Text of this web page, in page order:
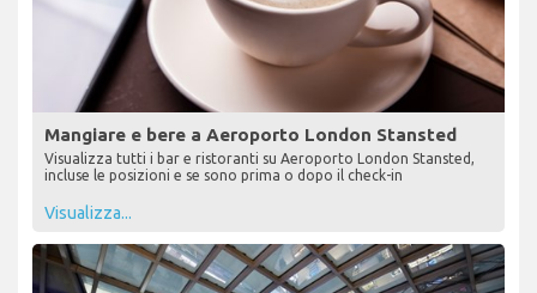
Mangiare e bere a Aeroporto London Stansted
Visualizza tutti i bar e ristoranti su Aeroporto London Stansted,
incluse le posizioni e se sono prima o dopo il check-in
Visualizza...